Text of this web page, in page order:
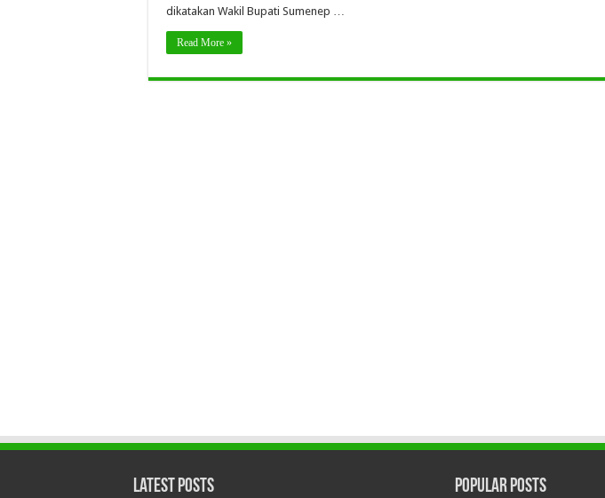
dikatakan Wakil Bupati Sumenep …
Read More »
Latest Posts Popular Posts